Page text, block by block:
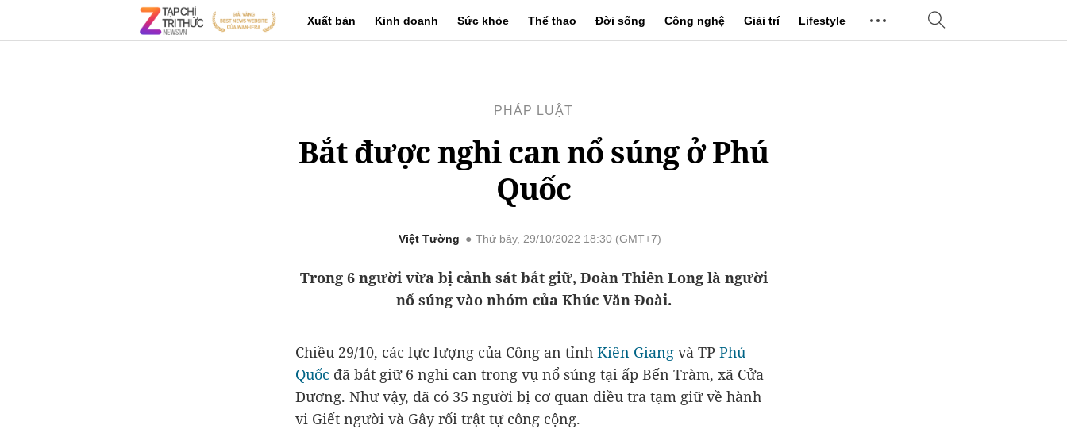
Xuất bản Kinh doanh Sức khỏe Thể thao Đời sống Công nghệ Giải trí Lifestyle
PHÁP LUẬT
Bắt được nghi can nổ súng ở Phú
Quốc
Việt Tường Thứ bảy, 29/10/2022 18:30 (GMT+7)
Trong 6 người vừa bị cảnh sát bắt giữ, Đoàn Thiên Long là người
nổ súng vào nhóm của Khúc Văn Đoài.
Chiều 29/10, các lực lượng của Công an tỉnh Kiên Giang và TP Phú
Quốc đã bắt giữ 6 nghi can trong vụ nổ súng tại ấp Bến Tràm, xã Cửa
Dương. Như vậy, đã có 35 người bị cơ quan điều tra tạm giữ về hành
vi Giết người và Gây rối trật tự công cộng.